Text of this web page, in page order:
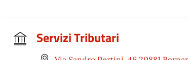
Servizi Tributari